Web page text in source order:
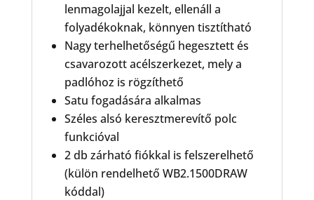
lenmagolajjal kezelt, ellenáll a
folyadékoknak, könnyen tisztítható
Nagy terhelhetőségű hegesztett és
csavarozott acélszerkezet, mely a
padlóhoz is rögzíthető
Satu fogadására alkalmas
Széles alsó keresztmerevítő polc
funkcióval
2 db zárható fiókkal is felszerelhető
(külön rendelhető WB2.1500DRAW
kóddal)